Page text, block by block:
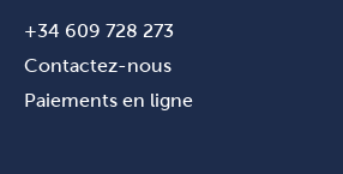
+34 609 728 273
Contactez-nous
Paiements en ligne